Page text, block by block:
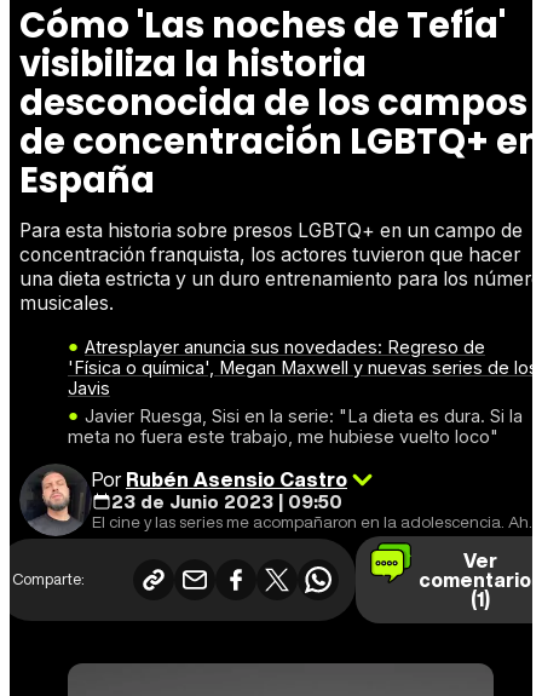
Cómo 'Las noches de Tefía'
visibiliza la historia
desconocida de los campos
de concentración LGBTQ+ en
España
Para esta historia sobre presos LGBTQ+ en un campo de
concentración franquista, los actores tuvieron que hacer
una dieta estricta y un duro entrenamiento para los número
musicales.
Atresplayer anuncia sus novedades: Regreso de
'Física o química', Megan Maxwell y nuevas series de los
Javis
Javier Ruesga, Sisi en la serie: "La dieta es dura. Si la
meta no fuera este trabajo, me hubiese vuelto loco"
PorRubén Asensio Castro
23 de Junio 2023 | 09:50
El cine y las series me acompañaron en la adolescencia. Ahora también los videojuegos y el anime.
Comparte:
Ver
comentarios
(1)